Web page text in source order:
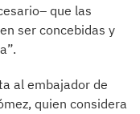
que las
ser concebidas y
al embajador de
quien considera